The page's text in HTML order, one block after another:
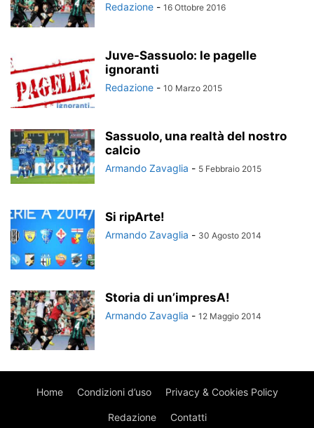
Redazione - 16 Ottobre 2016
Juve-Sassuolo: le pagelle
ignoranti
Redazione - 10 Marzo 2015
Sassuolo, una realtà del nostro
calcio
Armando Zavaglia - 5 Febbraio 2015
Si ripArte!
Armando Zavaglia - 30 Agosto 2014
Storia di un’impresA!
Armando Zavaglia - 12 Maggio 2014
Home Condizioni d’uso Privacy & Cookies Policy
Redazione Contatti